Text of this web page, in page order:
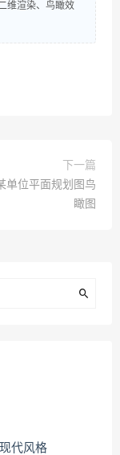
维渲染、鸟瞰效
下一篇
单位平面规划图鸟
瞰图
代风格